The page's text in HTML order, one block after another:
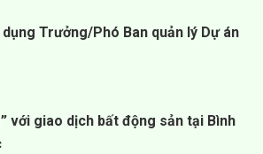
dụng Trưởng/Phó Ban quản lý Dự án
với giao dịch bất động sản tại Bình